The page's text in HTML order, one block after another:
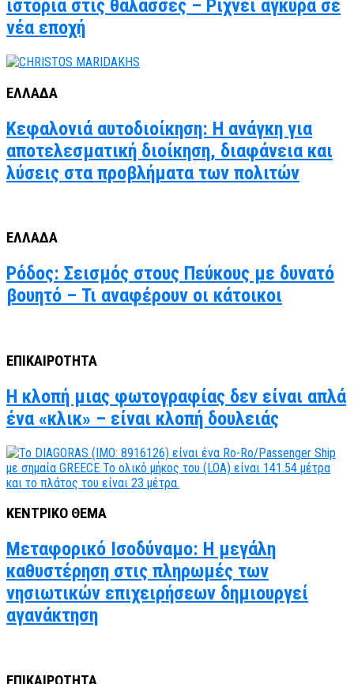
ιστορία στις θάλασσες – Ρίχνει άγκυρα σε
νέα εποχή
ΕΛΛΑΔΑ
Κεφαλονιά αυτοδιοίκηση: Η ανάγκη για
αποτελεσματική διοίκηση, διαφάνεια και
λύσεις στα προβλήματα των πολιτών
ΕΛΛΑΔΑ
Ρόδος: Σεισμός στους Πεύκους με δυνατό
βουητό – Τι αναφέρουν οι κάτοικοι
ΕΠΙΚΑΙΡΟΤΗΤΑ
Η κλοπή μιας φωτογραφίας δεν είναι απλά
ένα «κλικ» – είναι κλοπή δουλειάς
ΚΕΝΤΡΙΚΟ ΘΕΜΑ
Μεταφορικό Ισοδύναμο: Η μεγάλη
καθυστέρηση στις πληρωμές των
νησιωτικών επιχειρήσεων δημιουργεί
αγανάκτηση